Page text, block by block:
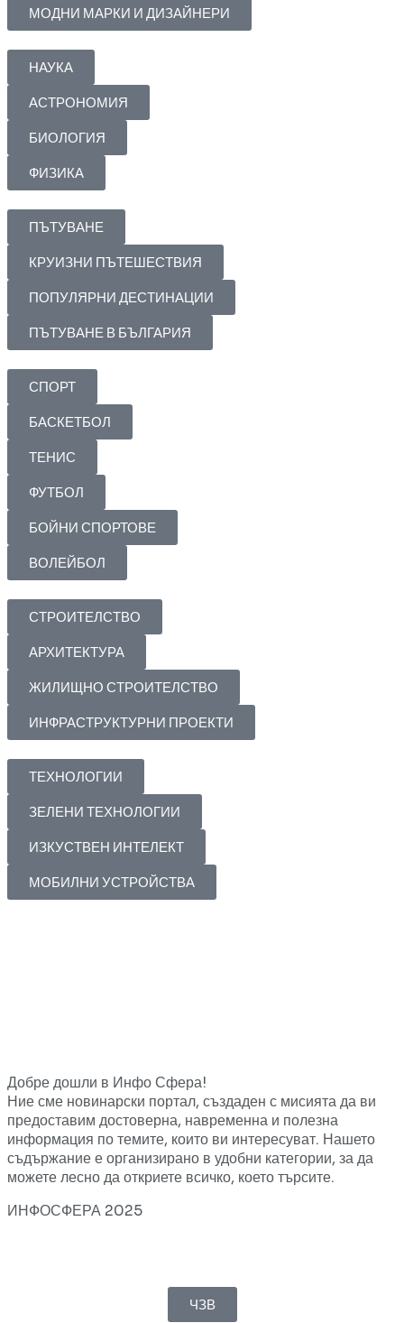
МОДНИ МАРКИ И ДИЗАЙНЕРИ
НАУКА
АСТРОНОМИЯ
БИОЛОГИЯ
ФИЗИКА
ПЪТУВАНЕ
КРУИЗНИ ПЪТЕШЕСТВИЯ
ПОПУЛЯРНИ ДЕСТИНАЦИИ
ПЪТУВАНЕ В БЪЛГАРИЯ
СПОРТ
БАСКЕТБОЛ
ТЕНИС
ФУТБОЛ
БОЙНИ СПОРТОВЕ
ВОЛЕЙБОЛ
СТРОИТЕЛСТВО
АРХИТЕКТУРА
ЖИЛИЩНО СТРОИТЕЛСТВО
ИНФРАСТРУКТУРНИ ПРОЕКТИ
ТЕХНОЛОГИИ
ЗЕЛЕНИ ТЕХНОЛОГИИ
ИЗКУСТВЕН ИНТЕЛЕКТ
МОБИЛНИ УСТРОЙСТВА
Добре дошли в Инфо Сфера!
Ние сме новинарски портал, създаден с мисията да ви
предоставим достоверна, навременна и полезна
информация по темите, които ви интересуват. Нашето
съдържание е организирано в удобни категории, за да
можете лесно да откриете всичко, което търсите.
ИНФОСФЕРА 2025
ЧЗВ